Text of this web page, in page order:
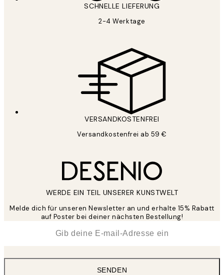
SCHNELLE LIEFERUNG
2-4 Werktage
VERSANDKOSTENFREI
Versandkostenfrei ab 59 €
WERDE EIN TEIL UNSERER KUNSTWELT
Melde dich für unseren Newsletter an und erhalte 15% Rabatt
auf Poster bei deiner nächsten Bestellung!
SENDEN